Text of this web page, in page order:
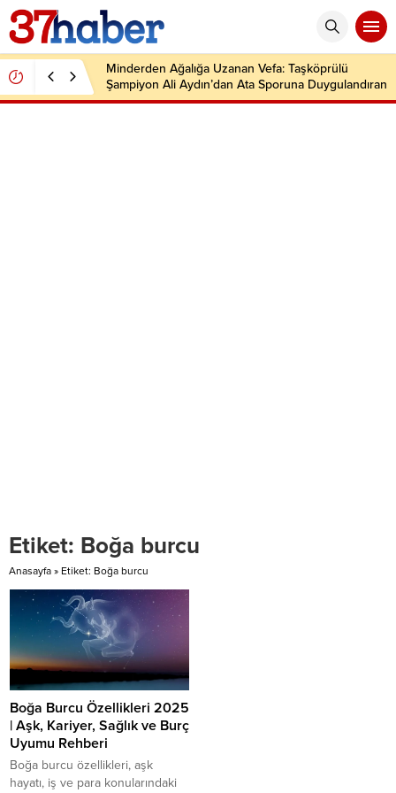
Minderden Ağalığa Uzanan Vefa: Taşköprülü
Şampiyon Ali Aydın’dan Ata Sporuna Duygulandıran
Dönüş
Etiket: Boğa burcu
Anasayfa » Etiket: Boğa burcu
Boğa Burcu Özellikleri 2025
| Aşk, Kariyer, Sağlık ve Burç
Uyumu Rehberi
Boğa burcu özellikleri, aşk
hayatı, iş ve para konularındaki